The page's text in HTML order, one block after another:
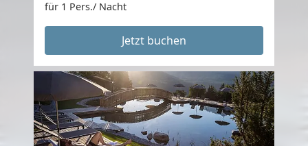
für 1 Pers./ Nacht
Jetzt buchen